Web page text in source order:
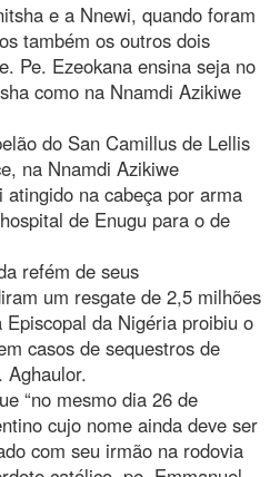
e a Nnewi, quando foram
também os outros dois
Pe. Ezeokana ensina seja no
como na Nnamdi Azikiwe
do San Camillus de Lellis
na Nnamdi Azikiwe
na cabeça por arma
de Enugu para o de
refém de seus
um resgate de 2,5 milhões
Episcopal da Nigéria proibiu o
casos de sequestros de
Aghaulor.
“no mesmo dia 26 de
cujo nome ainda deve ser
com seu irmão na rodovia